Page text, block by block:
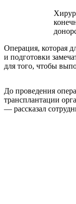
Операция, которая
и подготовки
для того, чтобы
До проведения
трансплантации
— рассказал